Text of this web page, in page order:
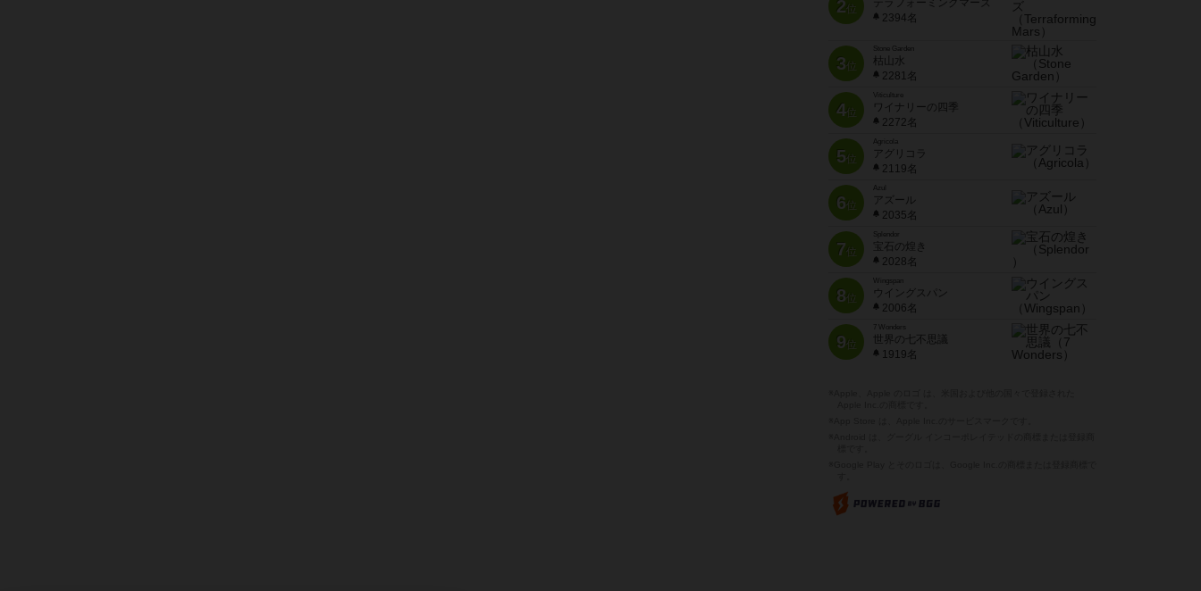
2位
テラフォーミングマーズ
2394名
3位
Stone Garden
枯山水
2281名
4位
Viticulture
ワイナリーの四季
2272名
5位
Agricola
アグリコラ
2119名
6位
Azul
アズール
2035名
7位
宝石の煌き
2028名
8位
Wingspan
ウイングスパン
2006名
9位
7 Wonders
世界の七不思議
1919名